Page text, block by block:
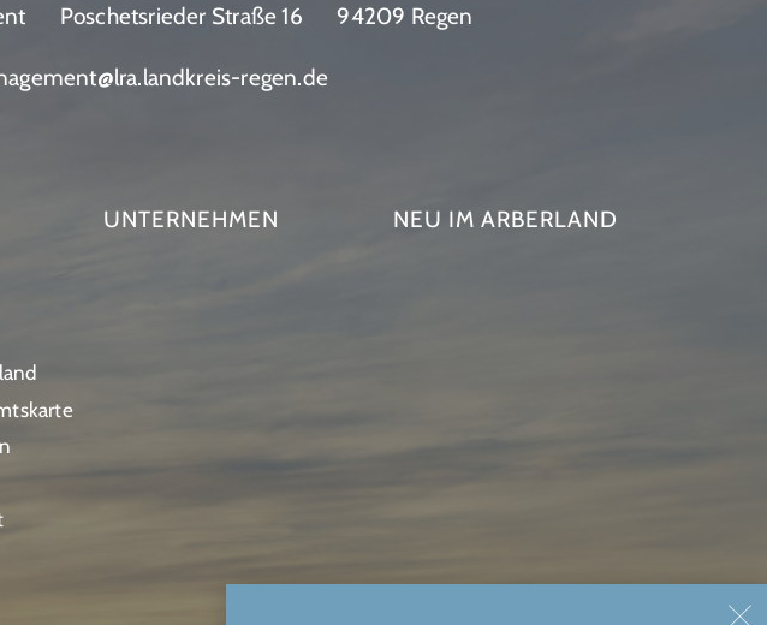
Poschetsrieder Straße 16 94209 Regen
regen.de
UNTERNEHMEN NEU IM ARBERLAND